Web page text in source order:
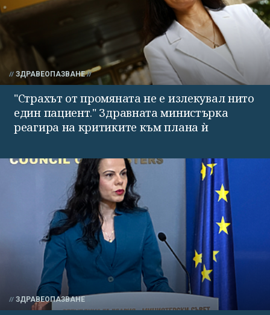
ЗДРАВЕОПАЗВАНЕ
"Страхът от промяната не е излекувал нито
един пациент." Здравната министърка
реагира на критиките към плана ѝ
ЗДРАВЕОПАЗВАНЕ